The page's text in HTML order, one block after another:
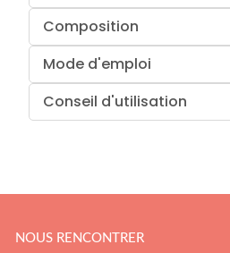
Composition
Mode d'emploi
Conseil d'utilisation
NOUS RENCONTRER